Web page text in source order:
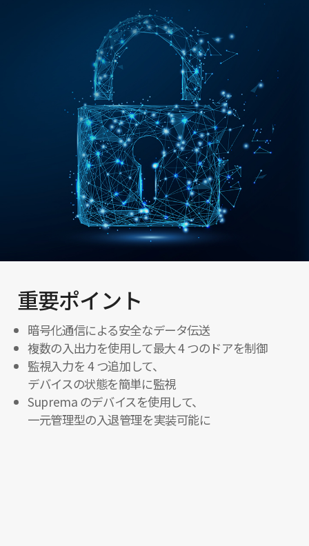
重要ポイント
暗号化通信による安全なデータ伝送
複数の入出力を使用して最大 4 つのドアを制御
監視入力を 4 つ追加して、
デバイスの状態を簡単に監視
Suprema のデバイスを使用して、
一元管理型の入退管理を実装可能に